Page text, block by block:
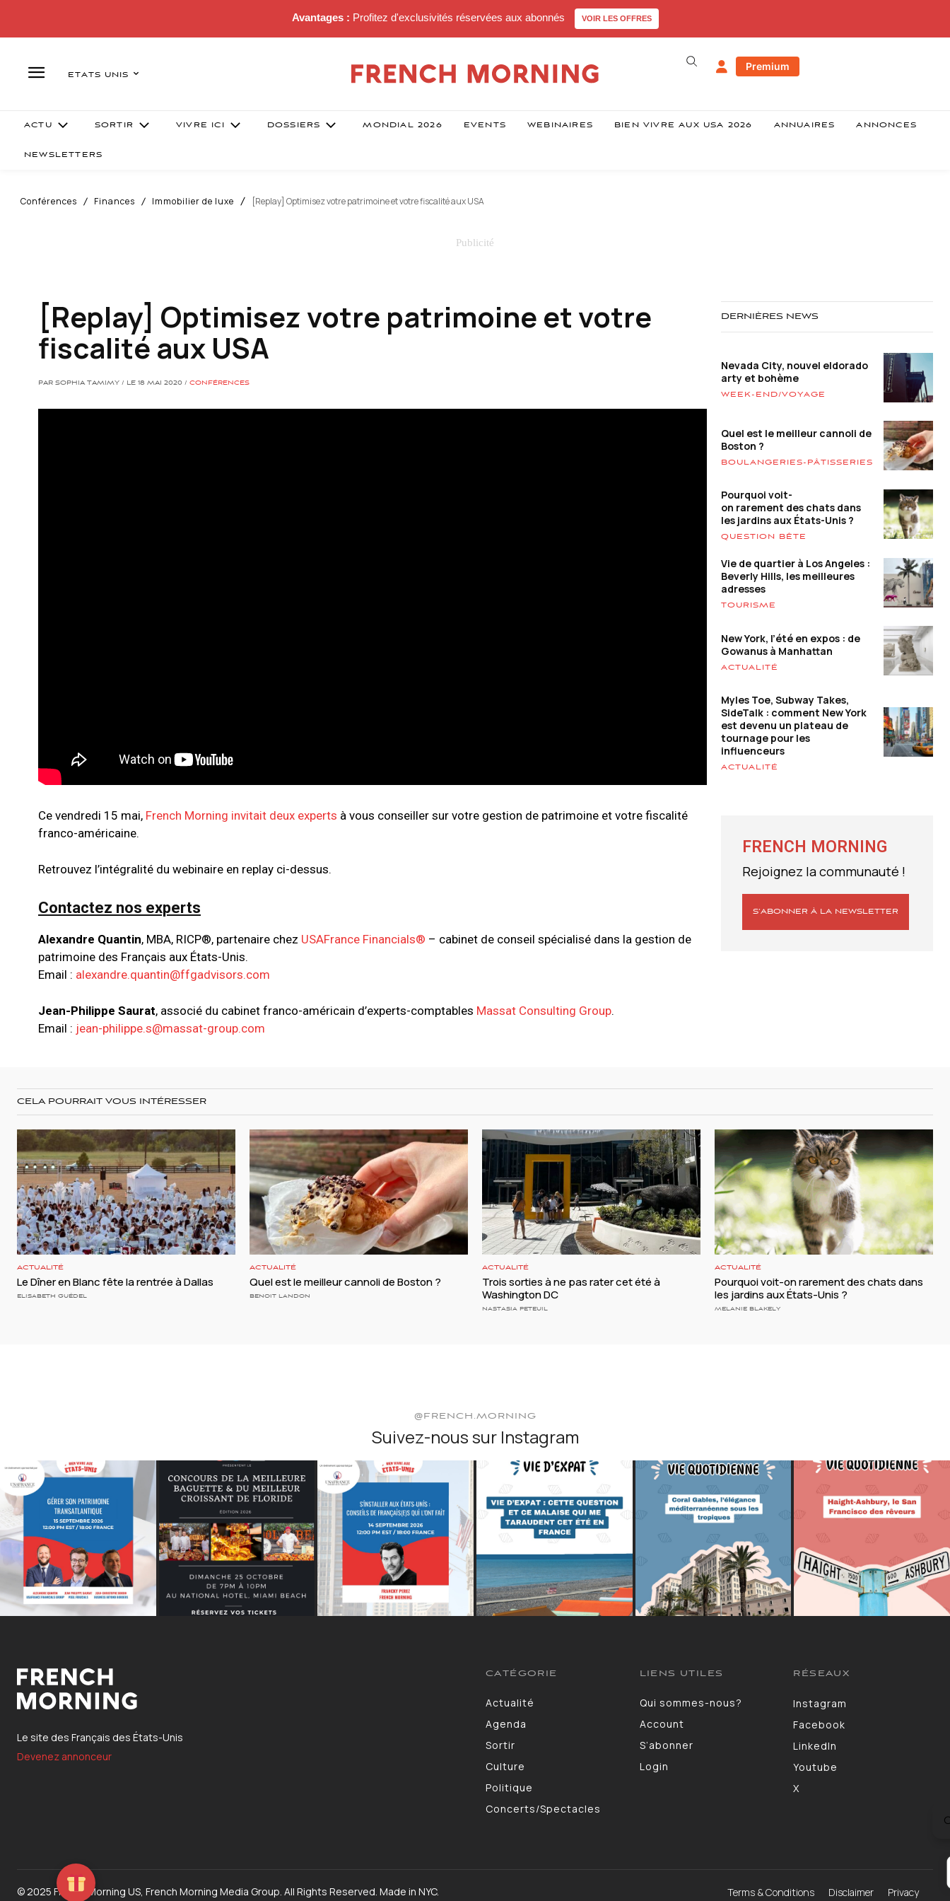
Avantages : Profitez d'exclusivités réservées aux abonnés VOIR LES OFFRES
ETATS UNIS
Premium
ACTU SORTIR VIVRE ICI DOSSIERS MONDIAL 2026 EVENTS WEBINAIRES BIEN VIVRE AUX USA 2026 ANNUAIRES ANNONCES
NEWSLETTERS
Conférences Finances Immobilier de luxe [Replay] Optimisez votre patrimoine et votre fiscalité aux USA
[Replay] Optimisez votre patrimoine et votre
fiscalité aux USA
PAR SOPHIA TAMIMY / LE 18 MAI 2020 / CONFÉRENCES
Ce vendredi 15 mai, French Morning invitait deux experts à vous conseiller sur votre gestion de patrimoine et votre fiscalité
franco-américaine.
Retrouvez l’intégralité du webinaire en replay ci-dessus.
Contactez nos experts
Alexandre Quantin, MBA, RICP®, partenaire chez USAFrance Financials® – cabinet de conseil spécialisé dans la gestion de
patrimoine des Français aux États-Unis.
Email : alexandre.quantin@ffgadvisors.com
Jean-Philippe Saurat, associé du cabinet franco-américain d’experts-comptables Massat Consulting Group.
Email : jean-philippe.s@massat-group.com
DERNIÈRES NEWS
Nevada City, nouvel eldorado
arty et bohème
WEEK-END/VOYAGE
Quel est le meilleur cannoli de
Boston ?
BOULANGERIES-PÂTISSERIES
Pourquoi voit-
on rarement des chats dans
les jardins aux États-Unis ?
QUESTION BÊTE
Vie de quartier à Los Angeles :
Beverly Hills, les meilleures
adresses
TOURISME
New York, l’été en expos : de
Gowanus à Manhattan
ACTUALITÉ
Myles Toe, Subway Takes,
SideTalk : comment New York
est devenu un plateau de
tournage pour les
influenceurs
ACTUALITÉ
FRENCH MORNING
Rejoignez la communauté !
S’ABONNER À LA NEWSLETTER
CELA POURRAIT VOUS INTÉRESSER
ACTUALITÉ
Le Dîner en Blanc fête la rentrée à Dallas
ELISABETH GUÉDEL
ACTUALITÉ
Quel est le meilleur cannoli de Boston ?
BENOIT LANDON
ACTUALITÉ
Trois sorties à ne pas rater cet été à
Washington DC
NASTASIA PETEUIL
ACTUALITÉ
Pourquoi voit-on rarement des chats dans
les jardins aux États-Unis ?
MELANIE BLAKELY
@FRENCH.MORNING
Suivez-nous sur Instagram
Le site des Français des États-Unis
Devenez annonceur
CATÉGORIE
Actualité
Agenda
Sortir
Culture
Politique
Concerts/Spectacles
LIENS UTILES
Qui sommes-nous?
Account
S’abonner
Login
RÉSEAUX
Instagram
Facebook
LinkedIn
Youtube
X
© 2025 French Morning US, French Morning Media Group. All Rights Reserved. Made in NYC. Terms & Conditions Disclaimer Privacy